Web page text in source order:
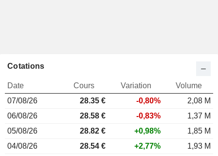
Cotations
Date Cours Variation
Volume
07/08/26
28.35 € -0,80%
2,08 M
06/08/26
28.58 € -0,83%
1,37 M
05/08/26
28.82 € +0,98%
1,85 M
04/08/26
28.54 € +2,77%
1,93 M